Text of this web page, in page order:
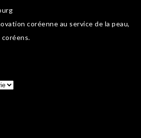
coréenne au service de la peau,
coréens.